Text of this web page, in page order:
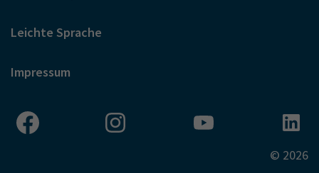
Leichte Sprache
Impressum
© 2026